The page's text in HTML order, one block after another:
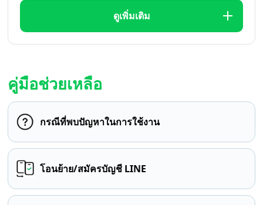
ดูเพิ่มเติม
คู่มือช่วยเหลือ
กรณีที่พบปัญหาในการใช้งาน
โอนย้าย/สมัครบัญชี LINE